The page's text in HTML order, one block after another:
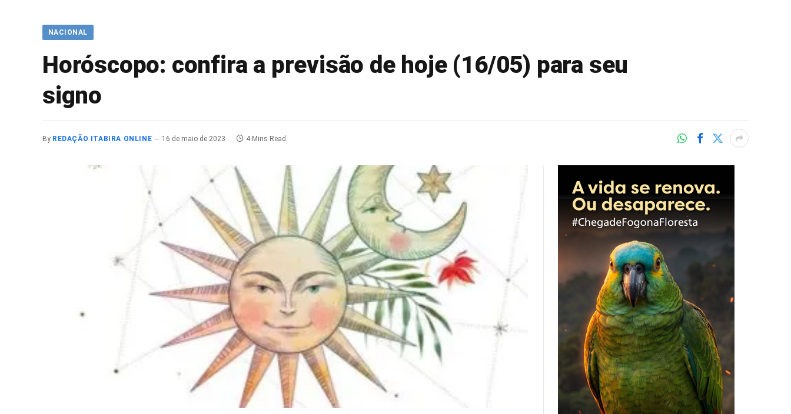
NACIONAL
Horóscopo: confira a previsão de hoje (16/05) para seu
signo
By REDAÇÃO ITABIRA ONLINE 16 de maio de 2023 4 Mins Read